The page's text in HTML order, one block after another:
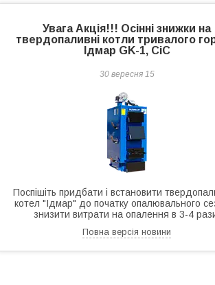
Увага Акція!!! Осінні знижки на
твердопаливні котли тривалого
Ідмар GK-1, СіС
30 вересня 15
Поспішіть придбати і встановити
котел "Ідмар" до початку опалювального
знизити витрати на опалення в 3-4
Повна версія новини